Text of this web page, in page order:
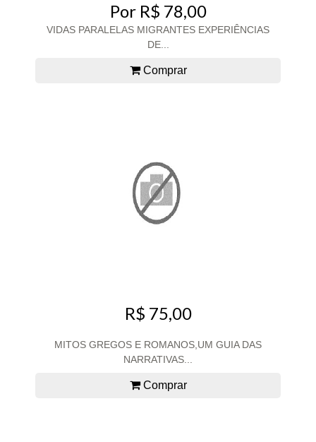
Por R$ 78,00
VIDAS PARALELAS MIGRANTES EXPERIÊNCIAS
DE...
Comprar
R$ 75,00
MITOS GREGOS E ROMANOS,UM GUIA DAS
NARRATIVAS...
Comprar